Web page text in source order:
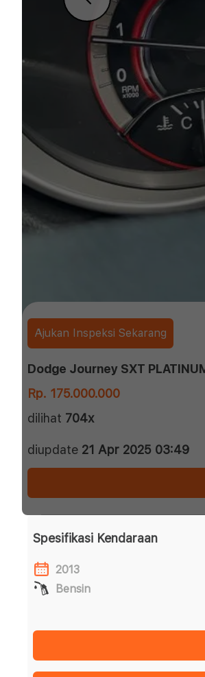
Ajukan Inspeksi Sekarang
Dodge Journey SXT
Rp. 175.000.000
dilihat 704x
diupdate 21 Apr 2025 03:49
Spesifikasi Kendaraan
2013
Bensin